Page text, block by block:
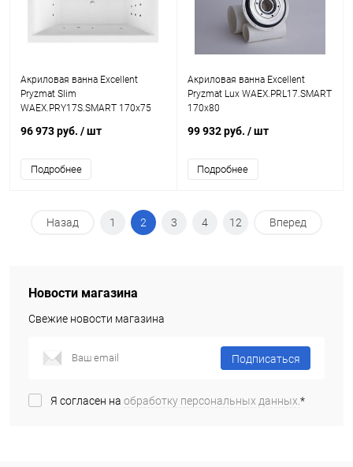
Акриловая ванна Excellent
Pryzmat Slim
WAEX.PRY17S.SMART 170x75
96 973 руб. / шт
Подробнее
Акриловая ванна Excellent
Pryzmat Lux WAEX.PRL17.SMART
170x80
99 932 руб. / шт
Подробнее
Назад 1 2 3 4 12 Вперед
Новости магазина
Свежие новости магазина
Подписаться
Я согласен на обработку персональных данных.*